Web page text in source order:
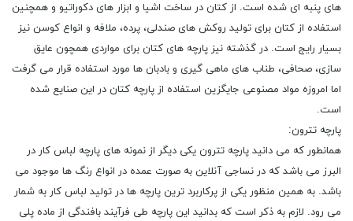
های پنبه ای شده است. از کتان در ساخت اشیا و ابزار های دکوراتیو و همچنین
استفاده از کتان برای تولید روکش های صندلی، پرده، ملافه و انواع کوسن نیز
بسیار رایج است. در گذشته نیز پارچه های کتان برای مواردی همچون عایق
سازی، صحافی، طناب های ماهی گیری و بادبان ها مورد استفاده قرار می گرفت
اما امروزه مواد مصنوعی جایگزین استفاده از پارچه کتان در این صنایع شده
است.
پارچه تترون:
همانطور که می دانید پارچه تترون یکی دیگر از نمونه های پارچه لباس کار در
البرز می باشد که در نساجی آنلاین به صورت عمده در انواع رنگ ها موجود می
باشد. به همین منظور یکی از پرکاربرد ترین پارچه ها در تولید لباس کار به شمار
می رود. لازم به ذکر است که بدانید این پارچه طی فرآیند بافندگی از ماده پلی